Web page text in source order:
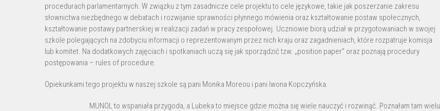
procedurach parlamentarnych. W związku z tym zasadnicze cele projektu to cele językowe, takie jak poszerzanie zakresu
słownictwa niezbędnego w debatach i rozwijanie sprawności płynnego mówienia oraz kształtowanie postaw społecznych,
kształtowanie postawy partnerskiej w realizacji zadań w pracy zespołowej. Uczniowie biorą udział w przygotowaniach w swojej
szkole polegających na zdobyciu informacji o reprezentowanym przez nich kraju oraz zagadnieniach, które rozpatruje komisja
lub komitet. Na dodatkowych zajęciach i spotkaniach uczą się jak sporządzić tzw. „position paper” oraz poznają procedury
postępowania – rules of procedure.
Opiekunkami tego projektu w naszej szkole są pani Monika Moreou i pani Iwona Kopczyńska.
MUNOL to wspaniała przygoda, a Lubeka to miejsce gdzie można się wiele nauczyć i rozwinąć. Poznałam tam wielu